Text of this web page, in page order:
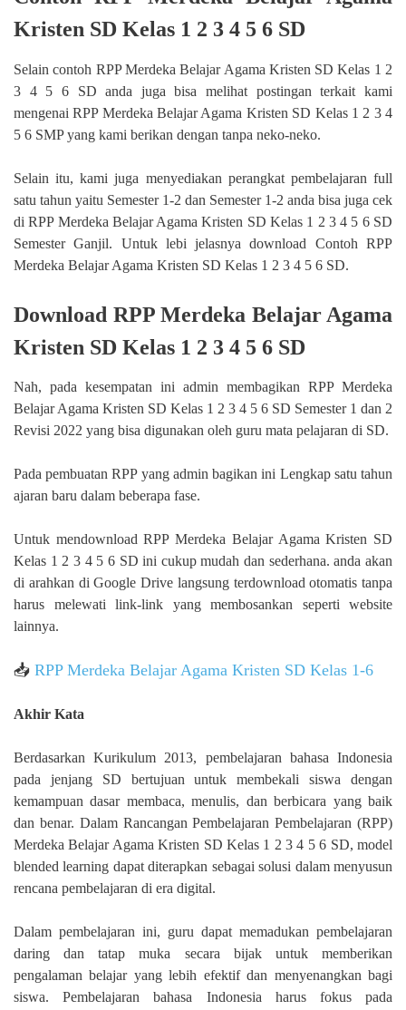
Kristen SD Kelas 1 2 3 4 5 6 SD
Selain contoh RPP Merdeka Belajar Agama Kristen SD Kelas 1 2
3 4 5 6 SD anda juga bisa melihat postingan terkait kami
mengenai RPP Merdeka Belajar Agama Kristen SD Kelas 1 2 3 4
5 6 SMP yang kami berikan dengan tanpa neko-neko.
Selain itu, kami juga menyediakan perangkat pembelajaran full
satu tahun yaitu Semester 1-2 dan Semester 1-2 anda bisa juga cek
di RPP Merdeka Belajar Agama Kristen SD Kelas 1 2 3 4 5 6 SD
Semester Ganjil. Untuk lebi jelasnya download Contoh RPP
Merdeka Belajar Agama Kristen SD Kelas 1 2 3 4 5 6 SD.
Download RPP Merdeka Belajar Agama
Kristen SD Kelas 1 2 3 4 5 6 SD
Nah, pada kesempatan ini admin membagikan RPP Merdeka
Belajar Agama Kristen SD Kelas 1 2 3 4 5 6 SD Semester 1 dan 2
Revisi 2022 yang bisa digunakan oleh guru mata pelajaran di SD.
Pada pembuatan RPP yang admin bagikan ini Lengkap satu tahun
ajaran baru dalam beberapa fase.
Untuk mendownload RPP Merdeka Belajar Agama Kristen SD
Kelas 1 2 3 4 5 6 SD ini cukup mudah dan sederhana. anda akan
di arahkan di Google Drive langsung terdownload otomatis tanpa
harus melewati link-link yang membosankan seperti website
lainnya.
📥 RPP Merdeka Belajar Agama Kristen SD Kelas 1-6
Akhir Kata
Berdasarkan Kurikulum 2013, pembelajaran bahasa Indonesia
pada jenjang SD bertujuan untuk membekali siswa dengan
kemampuan dasar membaca, menulis, dan berbicara yang baik
dan benar. Dalam Rancangan Pembelajaran Pembelajaran (RPP)
Merdeka Belajar Agama Kristen SD Kelas 1 2 3 4 5 6 SD, model
blended learning dapat diterapkan sebagai solusi dalam menyusun
rencana pembelajaran di era digital.
Dalam pembelajaran ini, guru dapat memadukan pembelajaran
daring dan tatap muka secara bijak untuk memberikan
pengalaman belajar yang lebih efektif dan menyenangkan bagi
siswa. Pembelajaran bahasa Indonesia harus fokus pada